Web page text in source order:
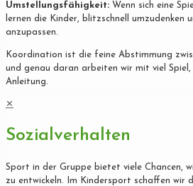
Umstellungsfähigkeit: Wenn sich eine
lernen die Kinder, blitzschnell umzudenken
anzupassen.
Koordination ist die feine Abstimmung
und genau daran arbeiten wir mit viel
Anleitung.
✕
Sozialverhalten
Sport in der Gruppe bietet viele Chancen,
zu entwickeln. Im Kindersport schaffen wir